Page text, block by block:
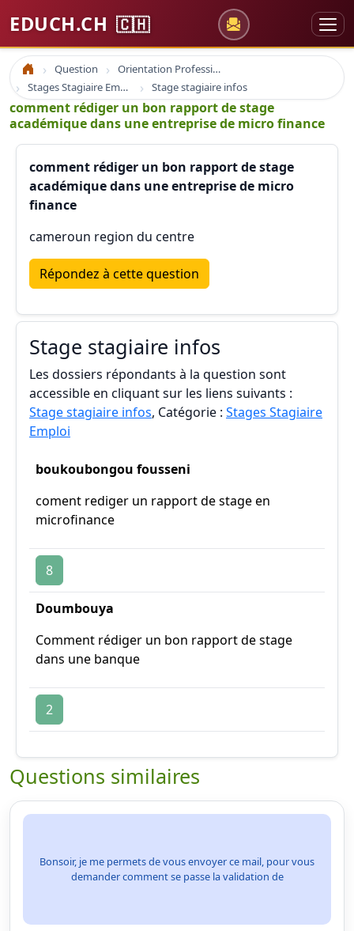
EDUCH.CH 🇨🇭
Accueil Question
Orientation Professionnelle
Stages Stagiaire Emploi
Stage stagiaire infos
comment rédiger un bon rapport de stage
académique dans une entreprise de micro finance
comment rédiger un bon rapport de stage
académique dans une entreprise de micro
finance
cameroun region du centre
Répondez à cette question
Stage stagiaire infos
Les dossiers répondants à la question sont
accessible en cliquant sur les liens suivants :
Stage stagiaire infos, Catégorie : Stages Stagiaire
Emploi
boukoubongou fousseni
coment rediger un rapport de stage en
microfinance
8
Doumbouya
Comment rédiger un bon rapport de stage
dans une banque
2
Questions similaires
Bonsoir, je me permets de vous envoyer ce mail, pour vous
demander comment se passe la validation de